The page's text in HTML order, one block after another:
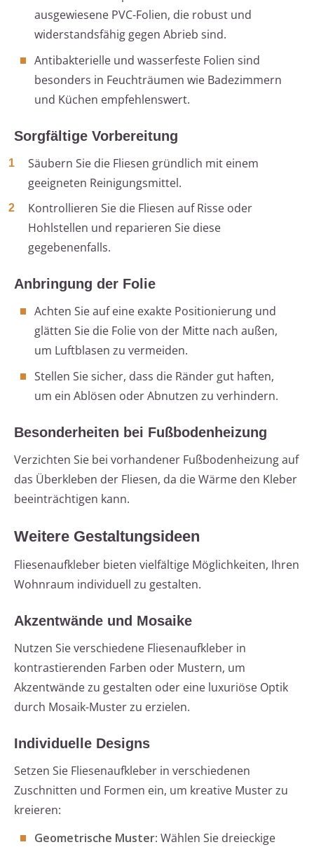
ausgewiesene PVC-Folien, die robust und
widerstandsfähig gegen Abrieb sind.
Antibakterielle und wasserfeste Folien sind
besonders in Feuchträumen wie Badezimmern
und Küchen empfehlenswert.
Sorgfältige Vorbereitung
Säubern Sie die Fliesen gründlich mit einem
geeigneten Reinigungsmittel.
Kontrollieren Sie die Fliesen auf Risse oder
Hohlstellen und reparieren Sie diese
gegebenenfalls.
Anbringung der Folie
Achten Sie auf eine exakte Positionierung und
glätten Sie die Folie von der Mitte nach außen,
um Luftblasen zu vermeiden.
Stellen Sie sicher, dass die Ränder gut haften,
um ein Ablösen oder Abnutzen zu verhindern.
Besonderheiten bei Fußbodenheizung
Verzichten Sie bei vorhandener Fußbodenheizung auf
das Überkleben der Fliesen, da die Wärme den Kleber
beeinträchtigen kann.
Weitere Gestaltungsideen
Fliesenaufkleber bieten vielfältige Möglichkeiten, Ihren
Wohnraum individuell zu gestalten.
Akzentwände und Mosaike
Nutzen Sie verschiedene Fliesenaufkleber in
kontrastierenden Farben oder Mustern, um
Akzentwände zu gestalten oder eine luxuriöse Optik
durch Mosaik-Muster zu erzielen.
Individuelle Designs
Setzen Sie Fliesenaufkleber in verschiedenen
Zuschnitten und Formen ein, um kreative Muster zu
kreieren:
Geometrische Muster: Wählen Sie dreieckige